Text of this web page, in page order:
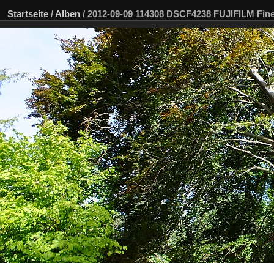
Startseite / Alben / 2012-09-09 114308 DSCF4238 FUJIFILM